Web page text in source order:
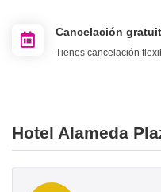
Cancelación
Tienes cancelación
Hotel Alameda